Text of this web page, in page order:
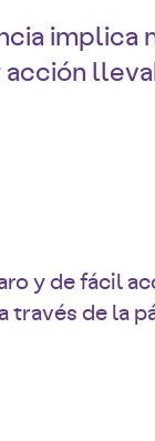
y de fácil
través de la